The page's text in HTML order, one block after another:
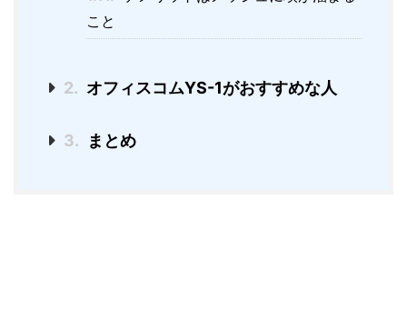
こと
2. オフィスコムYS-1がおすすめな人
3. まとめ